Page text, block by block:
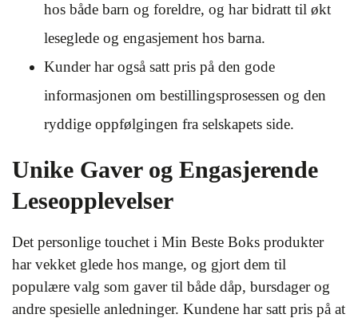
hos både barn og foreldre, og har bidratt til økt
leseglede og engasjement hos barna.
Kunder har også satt pris på den gode
informasjonen om bestillingsprosessen og den
ryddige oppfølgingen fra selskapets side.
Unike Gaver og Engasjerende
Leseopplevelser
Det personlige touchet i Min Beste Boks produkter
har vekket glede hos mange, og gjort dem til
populære valg som gaver til både dåp, bursdager og
andre spesielle anledninger. Kundene har satt pris på at